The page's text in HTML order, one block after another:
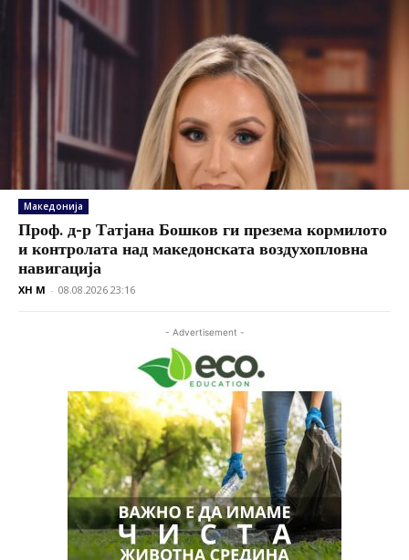
Македонија
Проф. д-р Татјана Бошков ги презема кормилото
и контролата над македонската воздухопловна
навигација
XH M - 08.08.2026 23:16
- Advertisement -